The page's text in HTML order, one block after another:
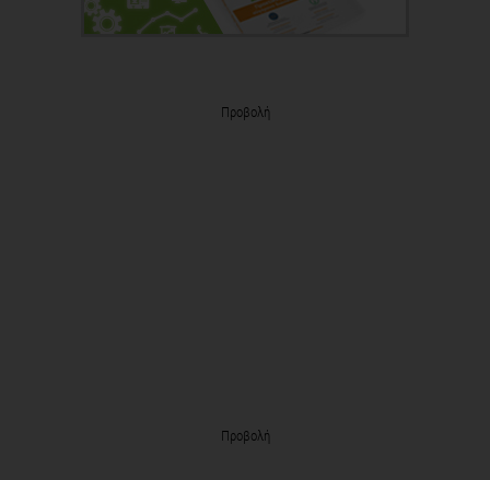
Προβολή
Προβολή